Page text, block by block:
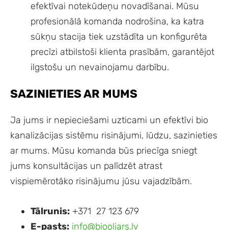
efektīvai notekūdeņu novadīšanai. Mūsu
profesionālā komanda nodrošina, ka katra
sūkņu stacija tiek uzstādīta un konfigurēta
precīzi atbilstoši klienta prasībām, garantējot
ilgstošu un nevainojamu darbību.
SAZINIETIES AR MUMS
Ja jums ir nepieciešami uzticami un efektīvi bio
kanalizācijas sistēmu risinājumi, lūdzu, sazinieties
ar mums. Mūsu komanda būs priecīga sniegt
jums konsultācijas un palīdzēt atrast
vispiemērotāko risinājumu jūsu vajadzībām.
Tālrunis: +371 27 123 679
E-pasts: info@biooljars.lv